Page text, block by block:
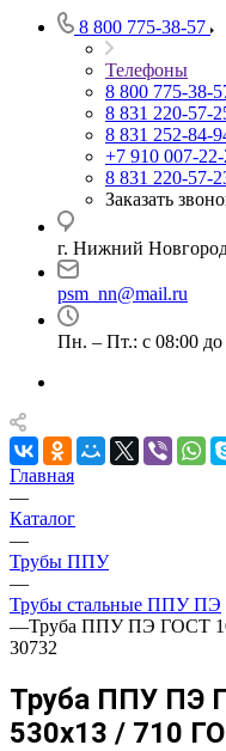
8 800 775-38-57
Телефоны
8 800 775-38-
8 831 220-57-
8 831 252-84-
+7 910 007-22-
8 831 220-57-
Заказать
г. Нижний
psm_nn@mail.ru
Пн. – Пт.: с 08:00 до
Главная
—
Каталог
—
Трубы ППУ
—
Трубы стальные ППУ ПЭ
—Труба ППУ ПЭ ГОСТ
30732
Труба ППУ ПЭ
530x13 / 710